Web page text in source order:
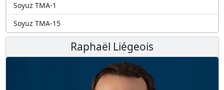
Soyuz TMA-1
Soyuz TMA-15
Raphaël Liégeois